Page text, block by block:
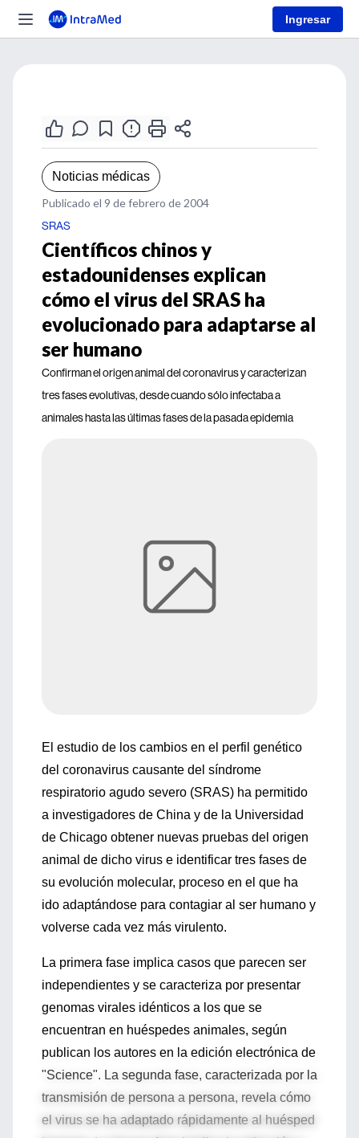
Ingresar
Noticias médicas
Publicado el 9 de febrero de 2004
SRAS
Científicos chinos y
estadounidenses explican
cómo el virus del SRAS ha
evolucionado para adaptarse al
ser humano
Confirman el origen animal del coronavirus y caracterizan
tres fases evolutivas, desde cuando sólo infectaba a
animales hasta las últimas fases de la pasada epidemia
El estudio de los cambios en el perfil genético
del coronavirus causante del síndrome
respiratorio agudo severo (SRAS) ha permitido
a investigadores de China y de la Universidad
de Chicago obtener nuevas pruebas del origen
animal de dicho virus e identificar tres fases de
su evolución molecular, proceso en el que ha
ido adaptándose para contagiar al ser humano y
volverse cada vez más virulento.
La primera fase implica casos que parecen ser
independientes y se caracteriza por presentar
genomas virales idénticos a los que se
encuentran en huéspedes animales, según
publican los autores en la edición electrónica de
"Science". La segunda fase, caracterizada por la
transmisión de persona a persona, revela cómo
el virus se ha adaptado rápidamente al huésped